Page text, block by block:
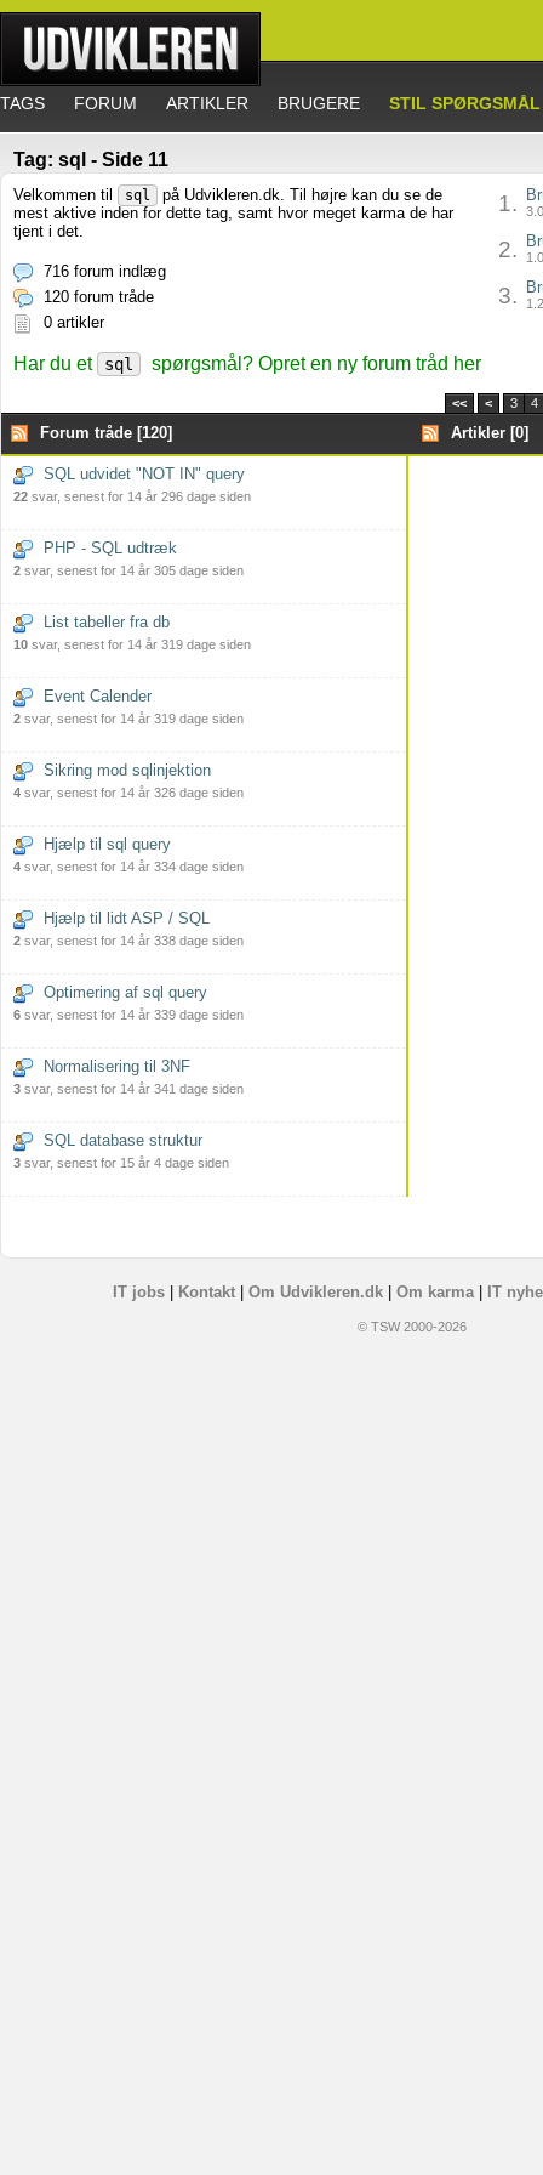
TAGS FORUM ARTIKLER BRUGERE STIL SPØRGSMÅL
Tag: sql - Side 11
Velkommen til sql
på Udvikleren.dk. Til højre kan du se de
mest aktive inden for dette tag, samt hvor meget karma de har
tjent i det.
716 forum indlæg
120 forum tråde
0 artikler
1.
2.
3.
Har du et sql spørgsmål? Opret en ny forum tråd her
<< < 3 4
Forum tråde [120] Artikler [0]
SQL udvidet "NOT IN" query
22 svar, senest for 14 år 296 dage siden
PHP - SQL udtræk
2 svar, senest for 14 år 305 dage siden
List tabeller fra db
10 svar, senest for 14 år 319 dage siden
Event Calender
2 svar, senest for 14 år 319 dage siden
Sikring mod sqlinjektion
4 svar, senest for 14 år 326 dage siden
Hjælp til sql query
4 svar, senest for 14 år 334 dage siden
Hjælp til lidt ASP / SQL
2 svar, senest for 14 år 338 dage siden
Optimering af sql query
6 svar, senest for 14 år 339 dage siden
Normalisering til 3NF
3 svar, senest for 14 år 341 dage siden
SQL database struktur
3 svar, senest for 15 år 4 dage siden
IT jobs| Kontakt| Om Udvikleren.dk| Om karma| IT
© TSW 2000-2026